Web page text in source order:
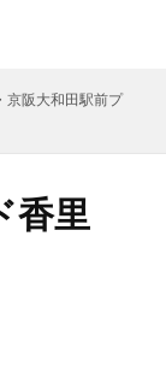
京阪大和田駅前プ
香里